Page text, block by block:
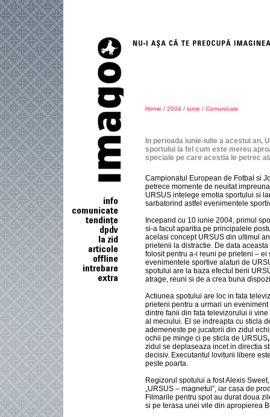
Home / 2004 / iunie / Comunicate
In perioada iunie-iulie a acestui an,
sportului la fel cum este mereu
speciale pe care acestia le petrec
Campionatul European de Fotbal si
petrece momente de neuitat
URSUS intelege emotia sportului si
sarbatorind astfel evenimentele
Incepand cu 10 iunie 2004, primul
si-a facut aparitia pe principalele
acelasi concept URSUS din ultimul
prietenii la distractie. De data
folosit pentru a-i reuni pe prieteni –
evenimentele sportive alaturi de
spotului are la baza efectul berii
atrage, reuni si de a crea buna
Actiunea spotului are loc in fata
prieteni pentru a urmari un
dintre fanii din fata televizorului ii
al meciului. El se indreapta cu sticla
ademeneste pe jucatorii din zidul
ochii pe minge ci pe sticla de URSUS,
zidul se deplaseaza incet in directia
decisiv. Executantul loviturii libere
peste poarta.
Regizorul spotului a fost Alexis
„URSUS – magnetul”, iar casa de
Filmarile pentru spot au durat doua
si pe terasa unei vile din apropierea